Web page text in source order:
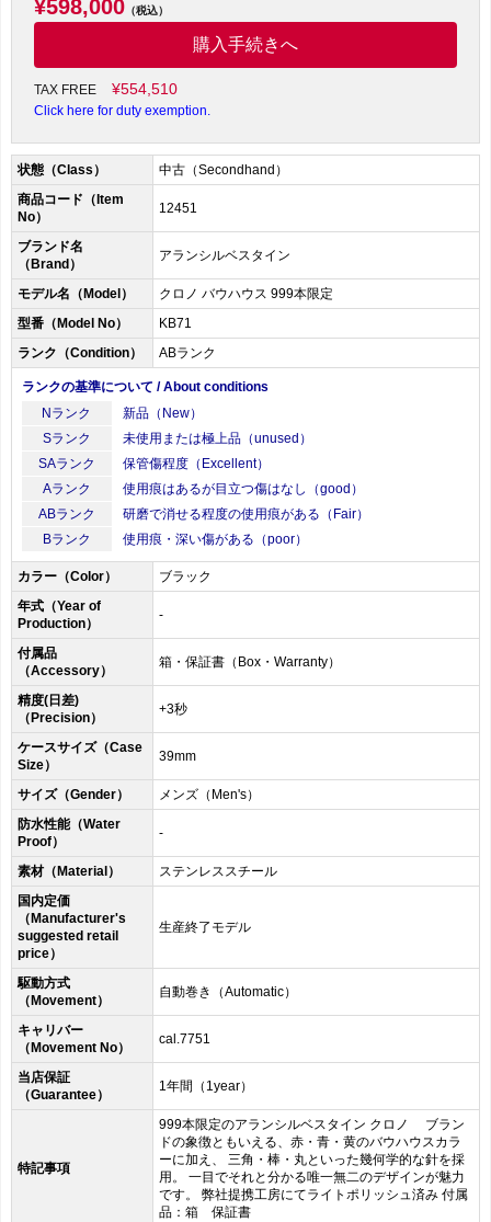
¥598,000（税込）
購入手続きへ
TAX FREE ¥554,510
Click here for duty exemption.
状態（Class）
中古（Secondhand）
商品コード（Item
No）
12451
ブランド名
（Brand）
アランシルベスタイン
モデル名（Model）
クロノ バウハウス 999本限定
型番（Model No）
KB71
ランク（Condition）
ABランク
ランクの基準について / About conditions
Nランク
新品（New）
Sランク
未使用または極上品（unused）
SAランク
保管傷程度（Excellent）
Aランク
使用痕はあるが目立つ傷はなし（good）
ABランク
研磨で消せる程度の使用痕がある（Fair）
Bランク
使用痕・深い傷がある（poor）
カラー（Color）
ブラック
年式（Year of
Production）
-
付属品
（Accessory）
箱・保証書（Box・Warranty）
精度(日差)
（Precision）
+3秒
ケースサイズ（Case
Size）
39mm
サイズ（Gender）
メンズ（Men's）
防水性能（Water
Proof）
-
素材（Material）
ステンレススチール
国内定価
（Manufacturer's
suggested retail
price）
生産終了モデル
駆動方式
（Movement）
自動巻き（Automatic）
キャリバー
（Movement No）
cal.7751
当店保証
（Guarantee）
1年間（1year）
特記事項
999本限定のアランシルベスタイン クロノ ブラン
ドの象徴ともいえる、赤・青・黄のバウハウスカラ
ーに加え、 三角・棒・丸といった幾何学的な針を採
用。 一目でそれと分かる唯一無二のデザインが魅力
です。 弊社提携工房にてライトポリッシュ済み 付属
品：箱 保証書